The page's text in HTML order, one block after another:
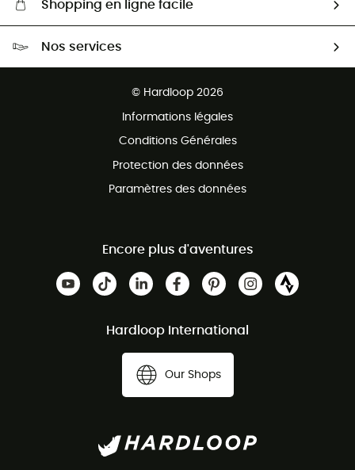
Shopping en ligne facile
Nos services
© Hardloop 2026
Informations légales
Conditions Générales
Protection des données
Paramètres des données
Encore plus d'aventures
Hardloop International
Our Shops